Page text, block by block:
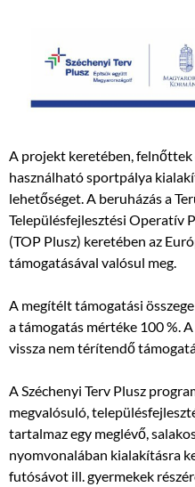
A projekt keretében, felnőttek
használható sportpálya
lehetőséget. A beruházás a
Településfejlesztési Operatív
(TOP Plusz) keretében az
támogatásával valósul meg.
A megítélt támogatási
a támogatás mértéke 100 %.
vissza nem térítendő
A Széchenyi Terv Plusz
megvalósuló,
tartalmaz egy meglévő,
nyomvonalában kialakításra
futósávot ill. gyermekek